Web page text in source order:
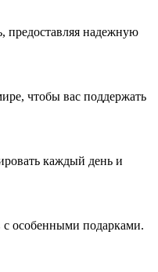
предоставляя надежную
чтобы вас поддержать
каждый день и
особенными подарками.